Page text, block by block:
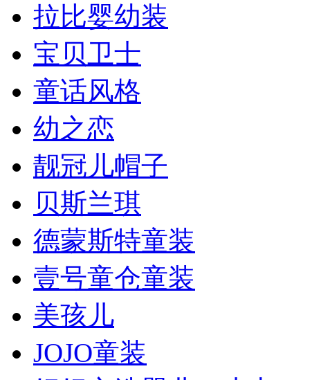
拉比婴幼装
宝贝卫士
童话风格
幼之恋
靓冠儿帽子
贝斯兰琪
德蒙斯特童装
壹号童仓童装
美孩儿
JOJO童装